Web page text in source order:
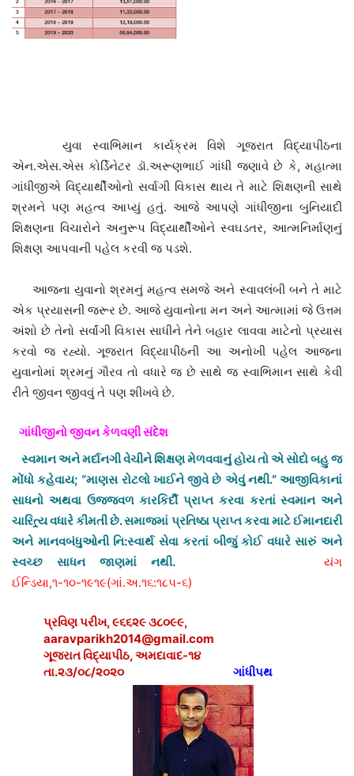
યુવા સ્વાભિમાન કાર્યક્રમ વિશે ગૂજરાત વિદ્યાપીઠના
એન.એસ.એસ કોર્ડિનેટર ડૉ.અરૂણભાઈ ગાંધી જણાવે છે કે, મહાત્મા
ગાંધીજીએ વિદ્યાર્થીઓનો સર્વાગી વિકાસ થાય તે માટે શિક્ષણની સાથે
શ્રમને પણ મહત્વ આપ્યું હતું. આજે આપણે ગાંધીજીના બુનિયાદી
શિક્ષણના વિચારોને અનુરૂપ વિદ્યાર્થીઓને સ્વઘડતર, આત્મનિર્માણનું
શિક્ષણ આપવાની પહેલ કરવી જ પડશે.
આજના યુવાનો શ્રમનું મહત્વ સમજે અને સ્વાવલંબી બને તે માટે
એક પ્રયાસની જરૂર છે. આજે યુવાનોના મન અને આત્મામાં જે ઉત્તમ
અંશો છે તેનો સર્વાંગી વિકાસ સાધીને તેને બહાર લાવવા માટેનો પ્રયાસ
કરવો જ રહ્યો. ગૂજરાત વિદ્યાપીઠની આ અનોખી પહેલ આજના
યુવાનોમાં શ્રમનું ગૌરવ તો વધારે જ છે સાથે જ સ્વાભિમાન સાથે કેવી
રીતે જીવન જીવવું તે પણ શીખવે છે.
ગાંધીજીનો જીવન કેળવણી સંદેશ
સ્વમાન અને મર્દાનગી વેચીને શિક્ષણ મેળવવાનું હોય તો એ સોદો બહુ જ
મોંધો કહેવાય; “માણસ રોટલો ખાઈને જીવે છે એવું નથી.” આજીવિકાનાં
સાધનો અથવા ઉજ્જવળ કારકિર્દી પ્રાપ્ત કરવા કરતાં સ્વમાન અને
ચારિત્ર્ય વધારે કીમતી છે. સમાજમાં પ્રતિષ્ઠા પ્રાપ્ત કરવા માટે ઈમાનદારી
અને માનવબંધુઓની નિ:સ્વાર્થ સેવા કરતાં બીજું કોઈ વધારે સારું અને
સ્વચ્છ સાધન જાણમાં નથી.
યંગ
ઈન્ડિયા,૧-૧૦-૧૯૧૯(ગાં.અ.૧૬:૧૮૫-૬)
પ્રવિણ પરીખ, ૯૬૬૨૯ ૩૮૦૯૯,
aaravparikh2014@gmail.com
ગૂજરાત વિદ્યાપીઠ, અમદાવાદ-૧૪
તા.૨૩/૦૮/૨૦૨૦
ગાંધીપથ